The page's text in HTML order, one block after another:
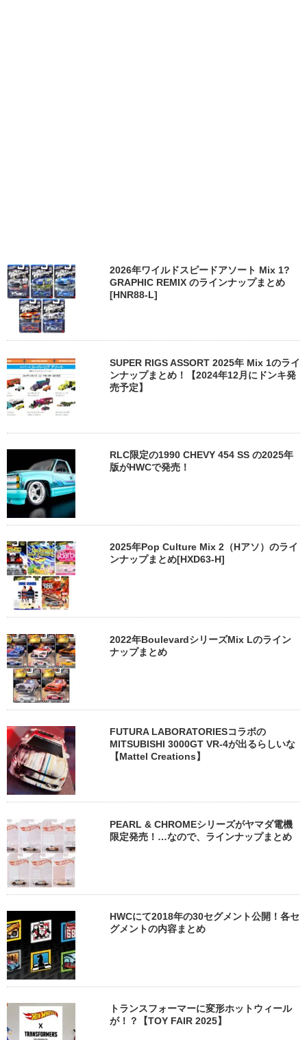
2026年ワイルドスピードアソート Mix 1?
GRAPHIC REMIX のラインナップまとめ
[HNR88-L]
SUPER RIGS ASSORT 2025年 Mix 1のライ
ンナップまとめ！【2024年12月にドンキ発
売予定】
RLC限定の1990 CHEVY 454 SS の2025年
版がHWCで発売！
2025年Pop Culture Mix 2（Hアソ）のライ
ンナップまとめ[HXD63-H]
2022年BoulevardシリーズMix Lのライン
ナップまとめ
FUTURA LABORATORIESコラボの
MITSUBISHI 3000GT VR-4が出るらしいな
【Mattel Creations】
PEARL & CHROMEシリーズがヤマダ電機
限定発売！…なので、ラインナップまとめ
HWCにて2018年の30セグメント公開！各セ
グメントの内容まとめ
トランスフォーマーに変形ホットウィール
が！？【TOY FAIR 2025】